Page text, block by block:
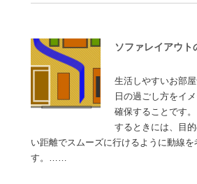
ソファレイアウト
生活しやすいお部
日の過ごし方をイ
確保することです
するときには、目
い距離でスムーズに行けるように動線
す。……